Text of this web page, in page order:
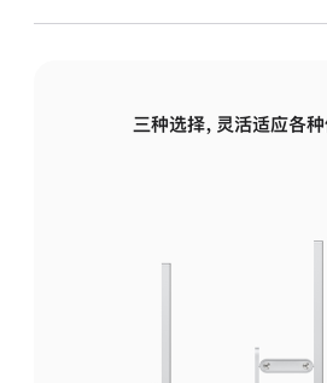
三种选择，灵活适应各种